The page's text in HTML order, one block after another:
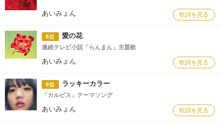
あいみょん 歌詞を見る
8位 愛の花
連続テレビ小説「らんまん」主題歌
あいみょん 歌詞を見る
9位 ラッキーカラー
「カルピス」テーマソング
あいみょん 歌詞を見る